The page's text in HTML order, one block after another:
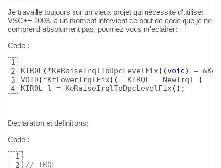
Je travaille toujours sur un vieux projet qui nécessite d'utiliser
VSC++ 2003. à un moment intervient ce bout de code que je ne
comprend absolument pas, pourriez vous m'eclairer:
Code :
1
2
3
4
KIRQL(*KeRaiseIrqlToDpcLevelFix) (void )
=
VOID (*KfLowerIrqlFix) ( )
KIRQL l = KeRaiseIrqlToDpcLevelFix( ) ;
Declaration et definitions:
Code :
1
2
// IRQL